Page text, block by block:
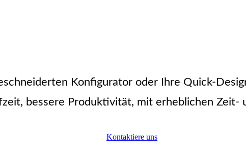
Konfigurator oder Ihre Quick-
bessere Produktivität, mit erheblichen Zeit-
Kontaktiere uns